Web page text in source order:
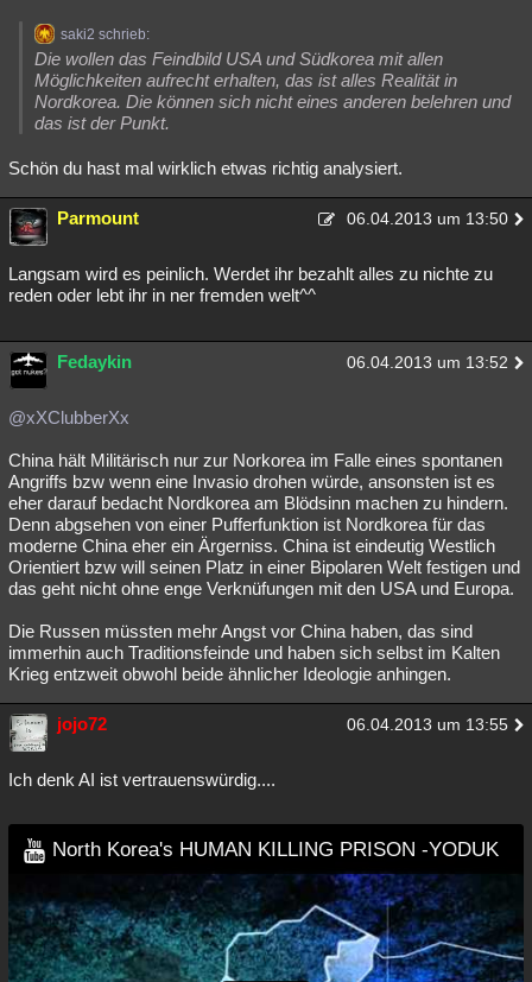
saki2 schrieb:
Die wollen das Feindbild USA und Südkorea mit allen
Möglichkeiten aufrecht erhalten, das ist alles Realität in
Nordkorea. Die können sich nicht eines anderen belehren und
das ist der Punkt.
Schön du hast mal wirklich etwas richtig analysiert.
Parmount 06.04.2013 um 13:50
Langsam wird es peinlich. Werdet ihr bezahlt alles zu nichte zu
reden oder lebt ihr in ner fremden welt^^
Fedaykin 06.04.2013 um 13:52
@xXClubberXx
China hält Militärisch nur zur Norkorea im Falle eines spontanen
Angriffs bzw wenn eine Invasio drohen würde, ansonsten ist es
eher darauf bedacht Nordkorea am Blödsinn machen zu hindern.
Denn abgsehen von einer Pufferfunktion ist Nordkorea für das
moderne China eher ein Ärgerniss. China ist eindeutig Westlich
Orientiert bzw will seinen Platz in einer Bipolaren Welt festigen und
das geht nicht ohne enge Verknüfungen mit den USA und Europa.
Die Russen müssten mehr Angst vor China haben, das sind
immerhin auch Traditionsfeinde und haben sich selbst im Kalten
Krieg entzweit obwohl beide ähnlicher Ideologie anhingen.
jojo72 06.04.2013 um 13:55
Ich denk AI ist vertrauenswürdig....
North Korea's HUMAN KILLING PRISON -YODUK